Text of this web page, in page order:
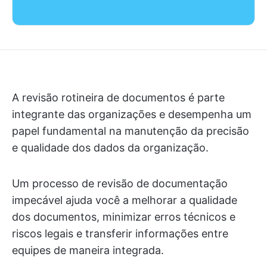
A revisão rotineira de documentos é parte
integrante das organizações e desempenha um
papel fundamental na manutenção da precisão
e qualidade dos dados da organização.
Um processo de revisão de documentação
impecável ajuda você a melhorar a qualidade
dos documentos, minimizar erros técnicos e
riscos legais e transferir informações entre
equipes de maneira integrada.